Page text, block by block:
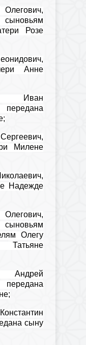
Розе
Анне
Иван
Милене
Надежде
Олегу
передана
сыну